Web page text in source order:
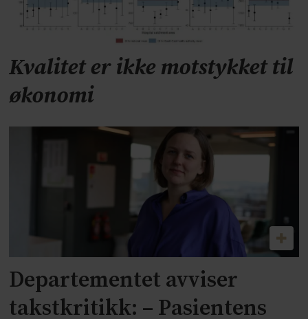
Kvalitet er ikke motstykket til
økonomi
Departementet avviser
takstkritikk: – Pasientens